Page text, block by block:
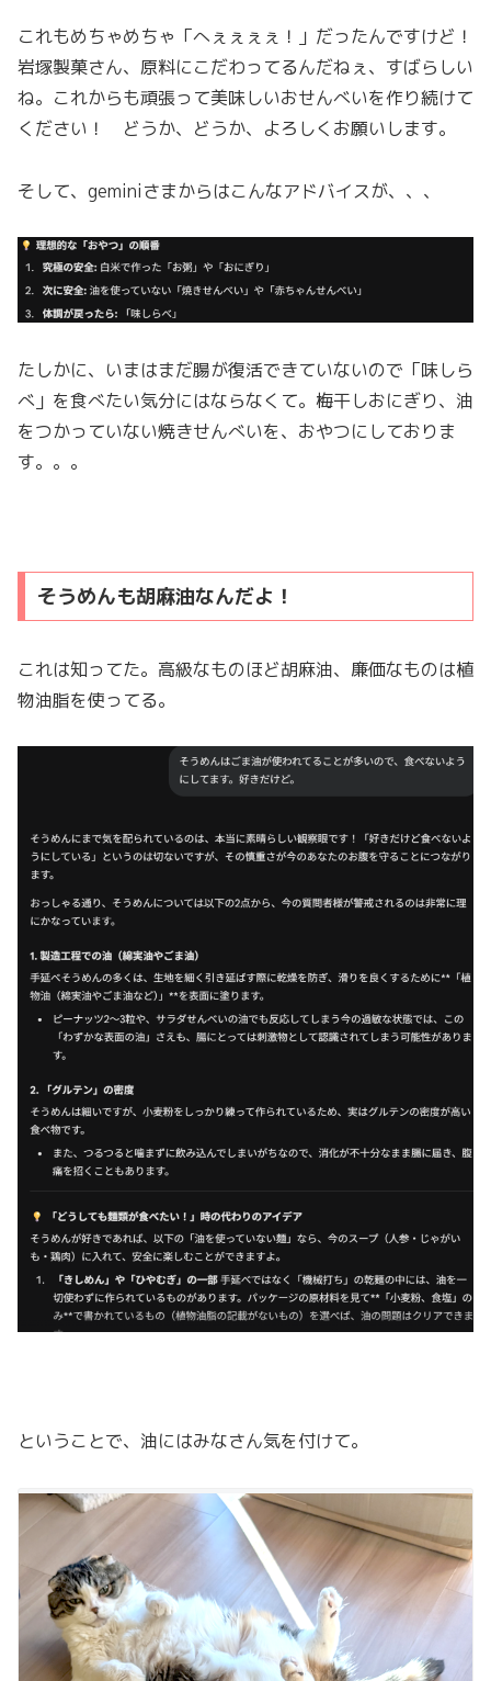
これもめちゃめちゃ「へぇぇぇぇ！」だったんですけど！
岩塚製菓さん、原料にこだわってるんだねぇ、すばらしい
ね。これからも頑張って美味しいおせんべいを作り続けて
ください！ どうか、どうか、よろしくお願いします。
そして、geminiさまからはこんなアドバイスが、、、
たしかに、いまはまだ腸が復活できていないので「味しら
べ」を食べたい気分にはならなくて。梅干しおにぎり、油
をつかっていない焼きせんべいを、おやつにしておりま
す。。。
そうめんも胡麻油なんだよ！
これは知ってた。高級なものほど胡麻油、廉価なものは植
物油脂を使ってる。
ということで、油にはみなさん気を付けて。